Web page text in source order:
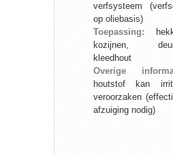
verfsysteem
op oliebasis)
Toepassing:
kozijnen,
kleedhout
Overige
houtstof kan
veroorzaken
afzuiging nodig)